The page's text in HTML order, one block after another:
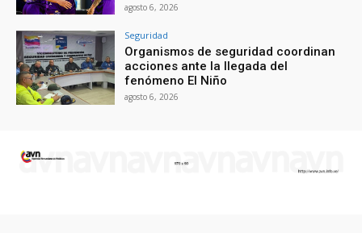
agosto 6, 2026
Seguridad
Organismos de seguridad coordinan
acciones ante la llegada del
fenómeno El Niño
agosto 6, 2026